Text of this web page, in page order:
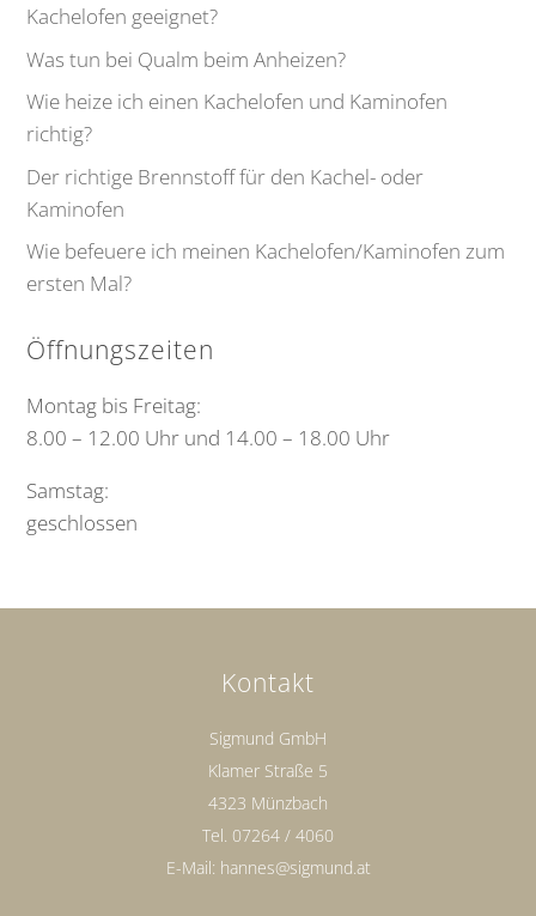
Kachelofen geeignet?
Was tun bei Qualm beim Anheizen?
Wie heize ich einen Kachelofen und Kaminofen
richtig?
Der richtige Brennstoff für den Kachel- oder
Kaminofen
Wie befeuere ich meinen Kachelofen/Kaminofen zum
ersten Mal?
Öffnungszeiten
Montag bis Freitag:
8.00 – 12.00 Uhr und 14.00 – 18.00 Uhr
Samstag:
geschlossen
Kontakt
Sigmund GmbH
Klamer Straße 5
4323 Münzbach
Tel. 07264 / 4060
E-Mail: hannes@sigmund.at